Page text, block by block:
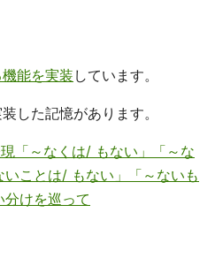
能を実装 しています。
した記憶があります。
「～なくは/ もない」「～な
ことは/ もない」「～ないも
けを巡って